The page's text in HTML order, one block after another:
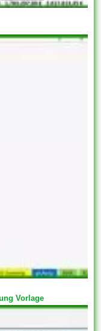
Vorlage